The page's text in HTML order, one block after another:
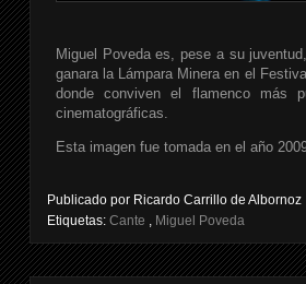
Miguel Poveda es, pese a su
ganara la Lámpara Minera en el
donde conviven el flamenco más
cinematográficas.
Esta imagen fue tomada en el año
Publicado por Ricardo Carrillo de Albornoz
Etiquetas: Cante , Miguel Poveda